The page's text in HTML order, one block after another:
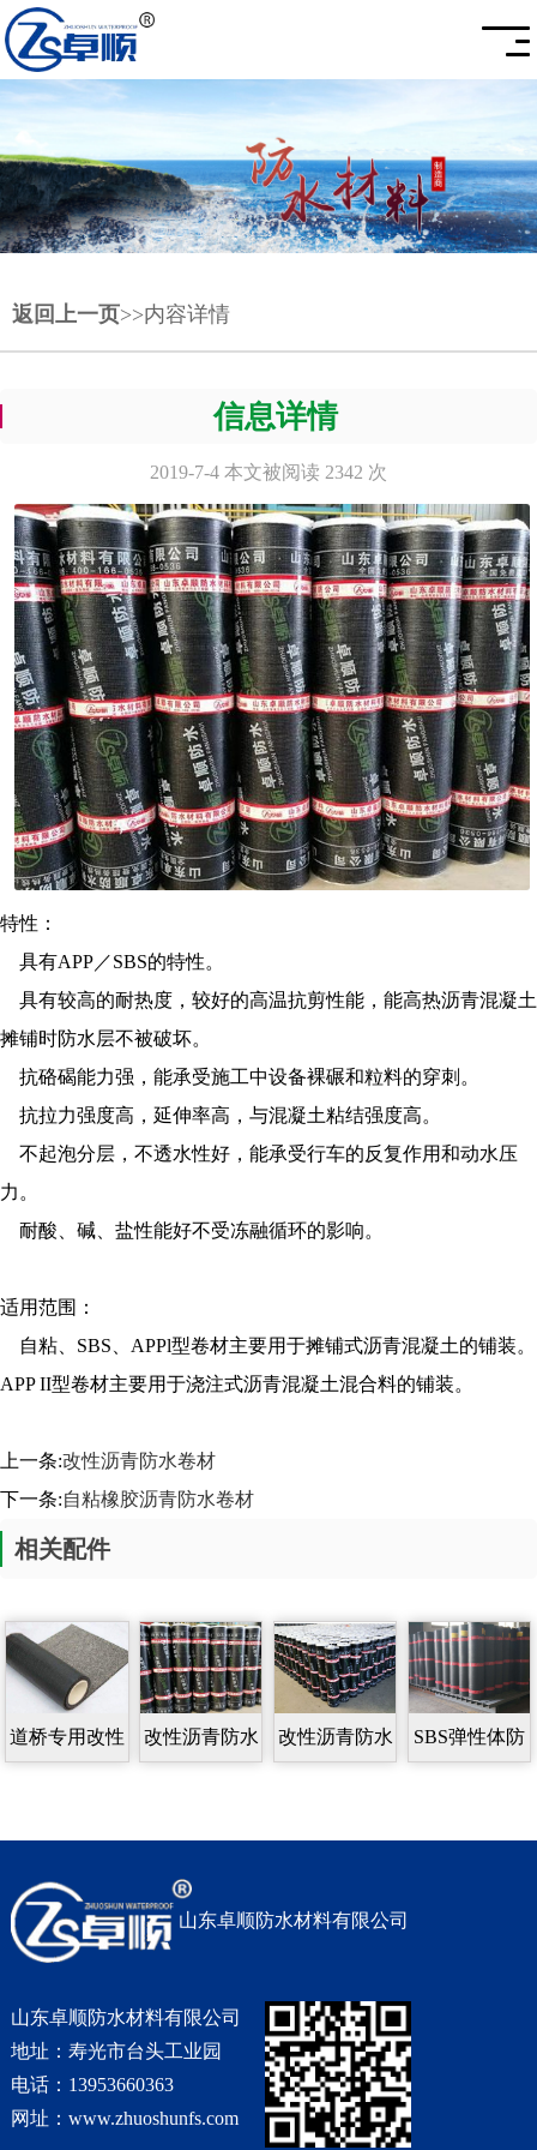
返回上一页>>内容详情
信息详情
2019-7-4 本文被阅读 2342 次
特性：
具有APP／SBS的特性。
具有较高的耐热度，较好的高温抗剪性能，能高热沥青混凝土
摊铺时防水层不被破坏。
抗硌碣能力强，能承受施工中设备裸碾和粒料的穿刺。
抗拉力强度高，延伸率高，与混凝土粘结强度高。
不起泡分层，不透水性好，能承受行车的反复作用和动水压
力。
耐酸、碱、盐性能好不受冻融循环的影响。
适用范围：
自粘、SBS、APPl型卷材主要用于摊铺式沥青混凝土的铺装。
APP II型卷材主要用于浇注式沥青混凝土混合料的铺装。
上一条:改性沥青防水卷材
下一条:自粘橡胶沥青防水卷材
相关配件
道桥专用改性
改性沥青防水
改性沥青防水
SBS弹性体防
山东卓顺防水材料有限公司
山东卓顺防水材料有限公司
地址：寿光市台头工业园
电话：13953660363
网址：www.zhuoshunfs.com